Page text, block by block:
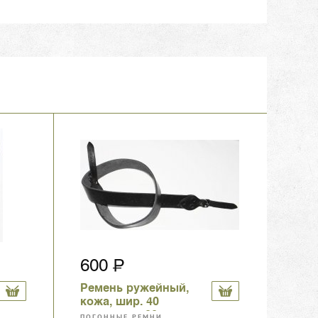
600
Ремень ружейный,
кожа, шир. 40
мм,длина 100 см,